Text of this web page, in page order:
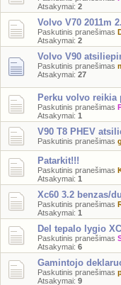
Atsakymai: 2
Volvo V70 2011m
Paskutinis pranešimas
Atsakymai: 2
Volvo V90
Paskutinis pranešimas
Atsakymai: 27
Perku volvo reikia
Paskutinis pranešimas
Atsakymai: 1
V90 T8 PHEV
Paskutinis pranešimas
Patarkit!!!
Paskutinis pranešimas
Atsakymai: 1
Xc60 3.2 benzas/
Paskutinis pranešimas
Atsakymai: 1
Del tepalo lygio
Paskutinis pranešimas
Atsakymai: 6
Gamintojo
Paskutinis pranešimas
Atsakymai: 9